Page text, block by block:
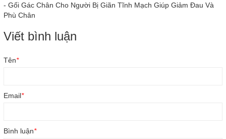
- Gối Gác Chân Cho Người Bị Giãn Tĩnh Mạch Giúp Giảm Đau Và
Phù Chân
Viết bình luận
Tên*
Email*
Bình luận*